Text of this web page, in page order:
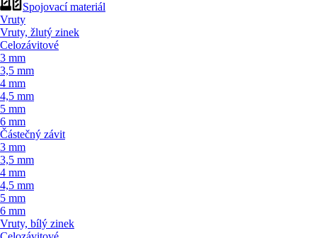
Spojovací materiál
Vruty
Vruty, žlutý zinek
Celozávitové
3 mm
3,5 mm
4 mm
4,5 mm
5 mm
6 mm
Částečný závit
3 mm
3,5 mm
4 mm
4,5 mm
5 mm
6 mm
Vruty, bílý zinek